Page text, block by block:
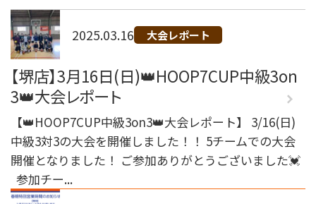
コート利用予約
2025.03.16 大会レポート
【堺店】3月16日(日)👑HOOP7CUP中級3on
3👑大会レポート
【👑HOOP7CUP中級3on3👑大会レポート】 3/16(日)
中級3対3の大会を開催しました！！ 5チームでの大会
開催となりました！ ご参加ありがとうございました💓
参加チー...